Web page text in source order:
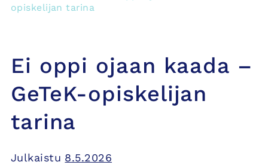
opiskelijan tarina
Ei oppi ojaan kaada –
GeTeK-opiskelijan
tarina
Julkaistu 8.5.2026